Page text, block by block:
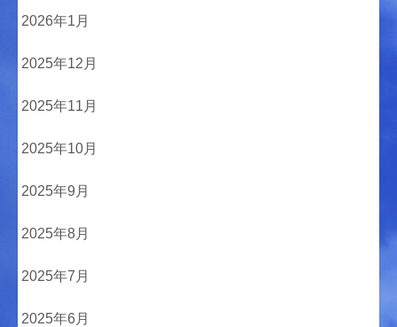
2026年1月
2025年12月
2025年11月
2025年10月
2025年9月
2025年8月
2025年7月
2025年6月